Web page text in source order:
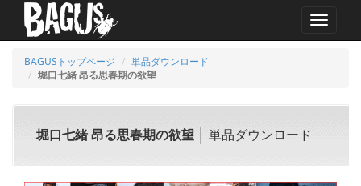
MENU
BAGUSトップページ
単品ダウンロード
堀口七緒 昂る思春期の欲望
堀口七緒 昂る思春期の欲望 │ 単品ダウンロード